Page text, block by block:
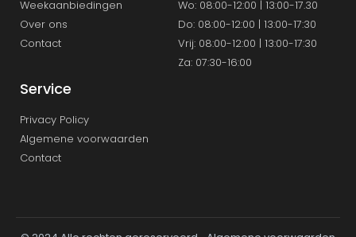
Weekaanbiedingen
Over ons
Contact
Wo: 08:00-12:00 | 13:00-17.30
Do: 08:00-12:00 | 13:00-17:30
Vrij: 08:00-12:00 | 13:00-17:30
Za: 07:30-16:00
Service
Privacy Policy
Algemene voorwaarden
Contact